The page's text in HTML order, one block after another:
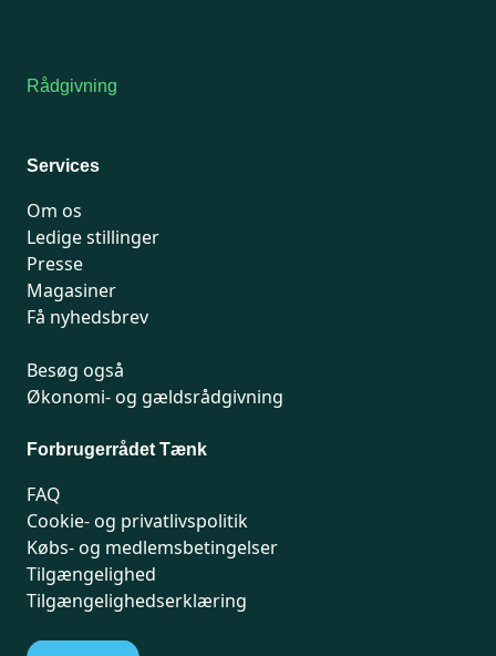
Rådgivning
Services
Om os
Ledige stillinger
Presse
Magasiner
Få nyhedsbrev
Besøg også
Økonomi- og gældsrådgivning
Forbrugerrådet Tænk
FAQ
Cookie- og privatlivspolitik
Købs- og medlemsbetingelser
Tilgængelighed
Tilgængelighedserklæring